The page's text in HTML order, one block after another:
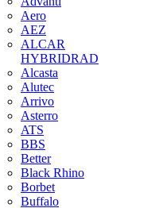
Aero
AEZ
ALCAR
HYBRIDRAD
Alcasta
Alutec
Arrivo
Asterro
ATS
BBS
Better
Black Rhino
Borbet
Buffalo